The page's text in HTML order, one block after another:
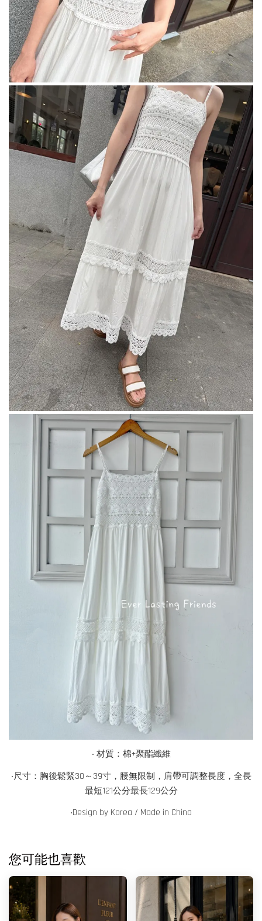
‧ 材質：棉+聚酯纖維
‧尺寸：胸後鬆緊30～39寸，腰無限制，肩帶可調整長度，全長
最短121公分最長129公分
‧Design by Korea / Made in China
您可能也喜歡